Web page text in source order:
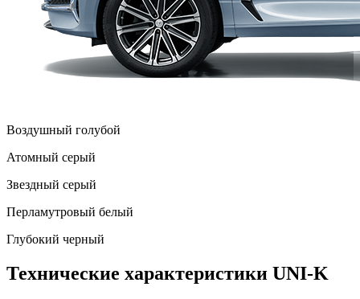
Воздушный голубой
Атомный серый
Звездный серый
Перламутровый белый
Глубокий черный
Технические характеристики UNI-K